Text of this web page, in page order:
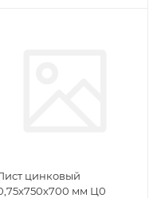
цинковый
мм Ц0